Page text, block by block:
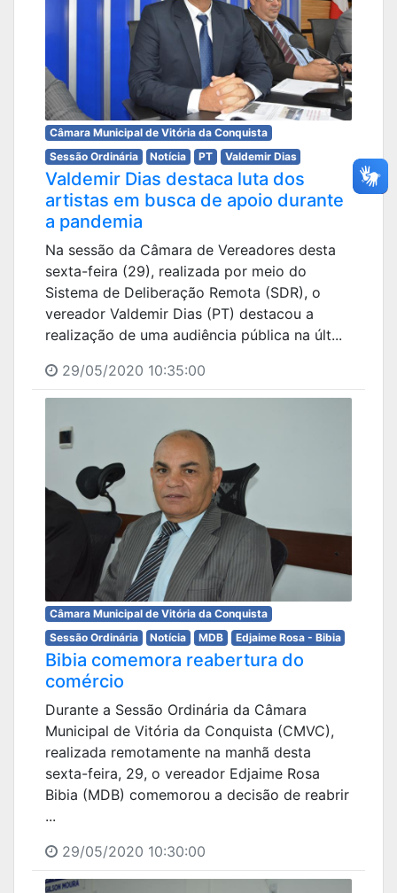
Câmara Municipal de Vitória da Conquista
Sessão Ordinária
Notícia PT Valdemir Dias
Valdemir Dias destaca luta dos
artistas em busca de apoio durante
a pandemia
Na sessão da Câmara de Vereadores desta
sexta-feira (29), realizada por meio do
Sistema de Deliberação Remota (SDR), o
vereador Valdemir Dias (PT) destacou a
realização de uma audiência pública na últ...
29/05/2020 10:35:00
Câmara Municipal de Vitória da Conquista
Sessão Ordinária
Notícia MDB Edjaime Rosa - Bibia
Bibia comemora reabertura do
comércio
Durante a Sessão Ordinária da Câmara
Municipal de Vitória da Conquista (CMVC),
realizada remotamente na manhã desta
sexta-feira, 29, o vereador Edjaime Rosa
Bibia (MDB) comemorou a decisão de reabrir
...
29/05/2020 10:30:00